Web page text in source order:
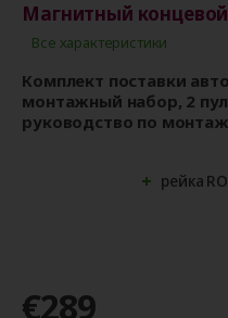
Магнитный
Все характеристики
Комплект поставки
монтажный набор, 2
руководство по
рейка
€289